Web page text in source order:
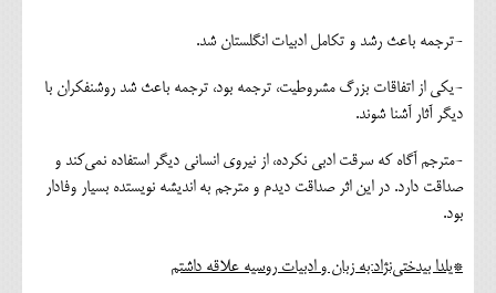
-ترجمه باعث رشد و تکامل ادبیات انگلستان شد.
-یکی از اتفاقات بزرگ مشروطیت، ترجمه بود، ترجمه باعث شد روشنفکران با
دیگر آثار آشنا شوند.
-مترجم آگاه که سرقت ادبی نکرده، از نیروی انسانی دیگر استفاده نمی‌کند و
صداقت دارد. در این اثر صداقت دیدم و مترجم به اندیشه نویستده بسیار وفادار
بود.
*یلدا بیدختی‌نژاد:به زبان و ادبیات روسیه علاقه داشتم